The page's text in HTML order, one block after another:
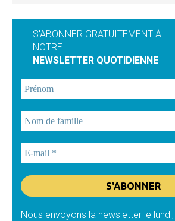
S'ABONNER GRATUITEMENT À
NOTRE
NEWSLETTER QUOTIDIENNE
Nous envoyons la newsletter le